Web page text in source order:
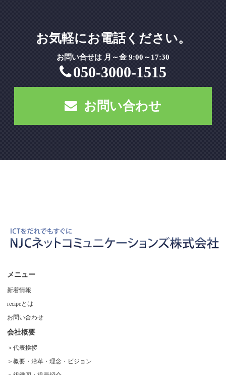
お気軽にお電話ください。
お問い合せは 月～金 9:00～17:30
050-3000-1515
お問い合わせ
メニュー
新着情報
recipeとは
お問い合わせ
会社概要
代表挨拶
概要・沿革・理念・ビジョン